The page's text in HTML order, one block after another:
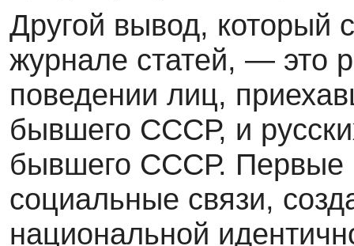
Другой вывод, который
журнале статей, — это
поведении лиц,
бывшего СССР, и
бывшего СССР. Первые
социальные связи,
национальной